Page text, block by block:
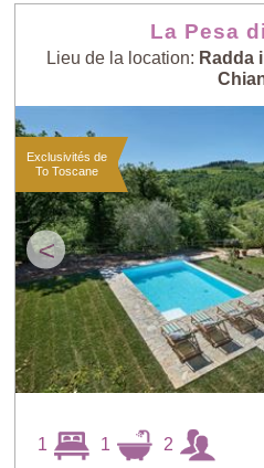
La Pesa
Lieu de la location: Radda
<
Exclusivités de
To Toscane
1 1 2